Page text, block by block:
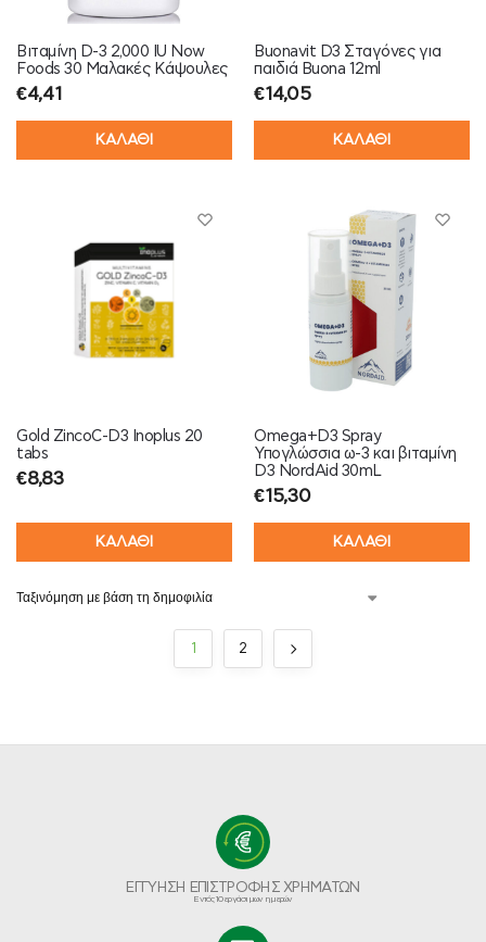
Βιταμίνη D-3 2,000 IU Now
Foods 30 Μαλακές Κάψουλες
€4,41
ΚΑΛΑΘΙ
Buonavit D3 Σταγόνες για
παιδιά Buona 12ml
€14,05
ΚΑΛΑΘΙ
Gold ZincoC-D3 Inoplus 20
tabs
€8,83
ΚΑΛΑΘΙ
Omega+D3 Spray
Υπογλώσσια ω-3 και βιταμίνη
D3 NordAid 30mL
€15,30
ΚΑΛΑΘΙ
1 2
ΕΓΓΥΗΣΗ ΕΠΙΣΤΡΟΦΗΣ ΧΡΗΜΑΤΩΝ
Εντός 10 εργάσιμων ημερών